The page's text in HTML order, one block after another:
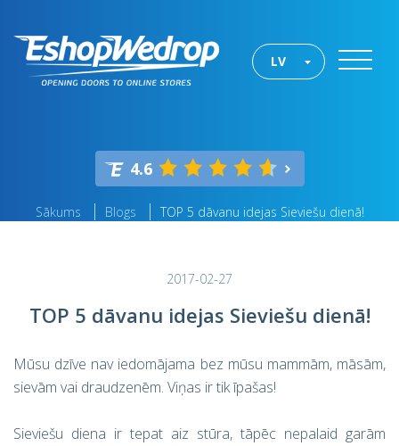
LV
4.6
Sākums Blogs TOP 5 dāvanu idejas Sieviešu dienā!
2017-02-27
TOP 5 dāvanu idejas Sieviešu dienā!
Mūsu dzīve nav iedomājama bez mūsu mammām, māsām,
sievām vai draudzenēm. Viņas ir tik īpašas!
Sieviešu diena ir tepat aiz stūra, tāpēc nepalaid garām